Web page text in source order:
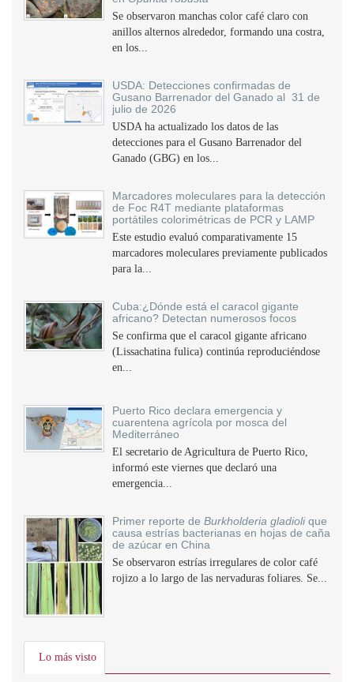
Se observaron manchas color café claro con
anillos alternos alrededor, formando una costra,
en los...
USDA: Detecciones confirmadas de
Gusano Barrenador del Ganado al 31 de
julio de 2026
USDA ha actualizado los datos de las
detecciones para el Gusano Barrenador del
Ganado (GBG) en los...
Marcadores moleculares para la detección
de Foc R4T mediante plataformas
portátiles colorimétricas de PCR y LAMP
Este estudio evaluó comparativamente 15
marcadores moleculares previamente publicados
para la...
Cuba:¿Dónde está el caracol gigante
africano? Detectan numerosos focos
Se confirma que el caracol gigante africano
(Lissachatina fulica) continúa reproduciéndose
en...
Puerto Rico declara emergencia y
cuarentena agrícola por mosca del
Mediterráneo
El secretario de Agricultura de Puerto Rico,
informó este viernes que declaró una
emergencia...
Primer reporte de Burkholderia gladiolique
causa estrías bacterianas en hojas de caña
de azúcar en China
Se observaron estrías irregulares de color café
rojizo a lo largo de las nervaduras foliares. Se...
Lo más visto